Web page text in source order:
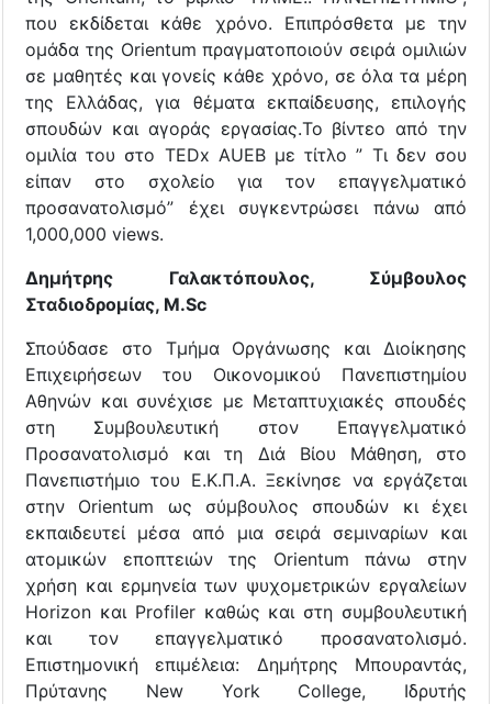
που εκδίδεται κάθε χρόνο. Επιπρόσθετα με την
ομάδα της Orientum πραγματοποιούν σειρά ομιλιών
σε μαθητές και γονείς κάθε χρόνο, σε όλα τα μέρη
της Ελλάδας, για θέματα εκπαίδευσης, επιλογής
σπουδών και αγοράς εργασίας.To βίντεο από την
ομιλία του στο TEDx AUEB με τίτλο ” Τι δεν σου
είπαν στο σχολείο για τον επαγγελματικό
προσανατολισμό” έχει συγκεντρώσει πάνω από
1,000,000 views.
Δημήτρης Γαλακτόπουλος, Σύμβουλος
Σταδιοδρομίας, M.Sc
Σπούδασε στο Τμήμα Οργάνωσης και Διοίκησης
Επιχειρήσεων του Οικονομικού Πανεπιστημίου
Αθηνών και συνέχισε με Μεταπτυχιακές σπουδές
στη Συμβουλευτική στον Επαγγελματικό
Προσανατολισμό και τη Διά Βίου Μάθηση, στο
Πανεπιστήμιο του Ε.Κ.Π.Α. Ξεκίνησε να εργάζεται
στην Orientum ως σύμβουλος σπουδών κι έχει
εκπαιδευτεί μέσα από μια σειρά σεμιναρίων και
ατομικών εποπτειών της Orientum πάνω στην
χρήση και ερμηνεία των ψυχομετρικών εργαλείων
Horizon και Profiler καθώς και στη συμβουλευτική
και τον επαγγελματικό προσανατολισμό.
Επιστημονική επιμέλεια: Δημήτρης Μπουραντάς,
Πρύτανης Νew York College, Iδρυτής